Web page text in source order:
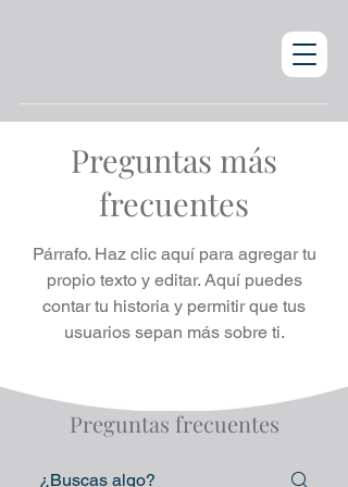
Preguntas más
frecuentes
Párrafo. Haz clic aquí para agregar tu
propio texto y editar. Aquí puedes
contar tu historia y permitir que tus
usuarios sepan más sobre ti.
Preguntas frecuentes